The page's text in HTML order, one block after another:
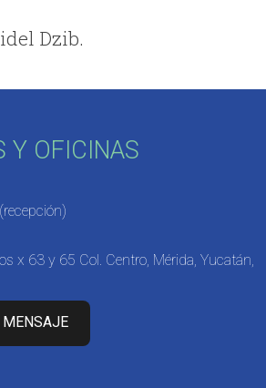
Dzib.
Y OFICINAS
(recepción)
x 63 y 65 Col. Centro, Mérida, Yucatán,
MENSAJE